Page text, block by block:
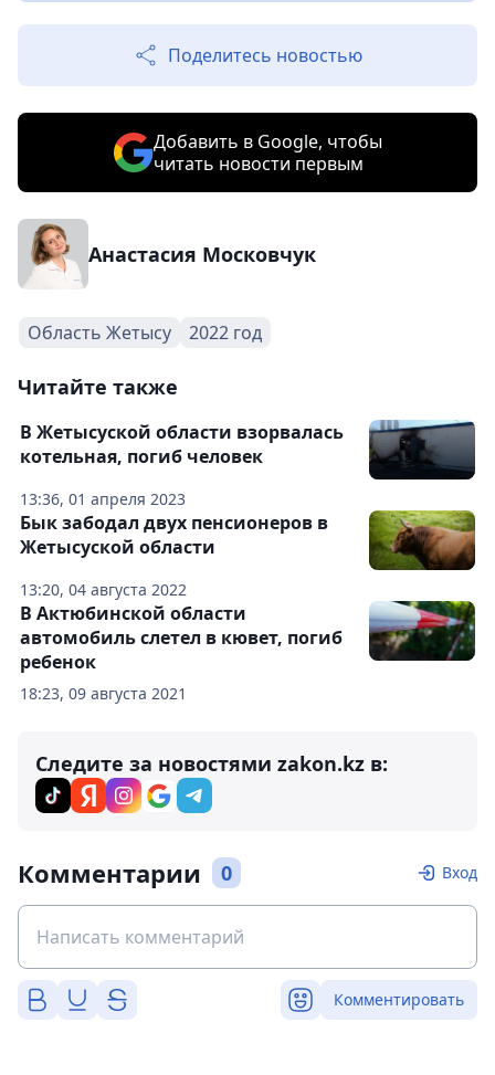
Поделитесь новостью
Добавить в Google, чтобы
читать новости первым
Анастасия Московчук
Область Жетысу 2022 год
Читайте также
13:36, 01 апреля 2023
В Жетысуской области взорвалась
котельная, погиб человек
13:20, 04 августа 2022
Бык забодал двух пенсионеров в
Жетысуской области
18:23, 09 августа 2021
В Актюбинской области
автомобиль слетел в кювет, погиб
ребенок
Следите за новостями zakon.kz в:
Комментарии 0 Вход
Комментировать